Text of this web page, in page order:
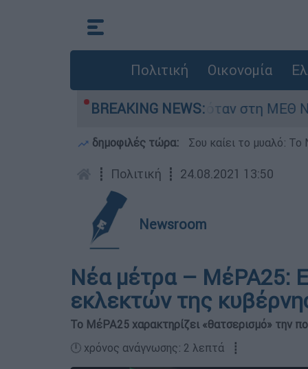
Πολιτική Οικονομία
BREAKING NEWS:
8 ημερών - Νοσηλευόταν στη ΜΕΘ
δημοφιλές τώρα: Σου καίει το μυαλό:
┋ Πολιτική ┋ 24.08.2021 13:50
Newsroom
Νέα μέτρα – ΜέΡΑ25:
εκλεκτών της
Το ΜέΡΑ25 χαρακτηρίζει «θατσερισμό» την
🕛 χρόνος ανάγνωσης: 2 λεπτά ┋